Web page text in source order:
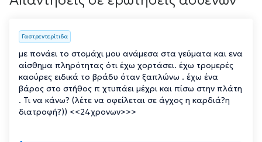
Γαστρεντερίτιδα
με πονάει το στομάχι μου ανάμεσα στα γεύματα και ενα
αίσθημα πληρότητας ότι έχω χορτάσει. έχω τρομερές
καούρες ειδικά το βράδυ όταν ξαπλώνω . έχω ένα
βάρος στο στήθος π χτυπάει μέχρι και πίσω στην πλάτη
. Τι να κάνω? (λέτε να οφείλεται σε άγχος η καρδιά?η
διατροφή?)) <<24χρονων>>>